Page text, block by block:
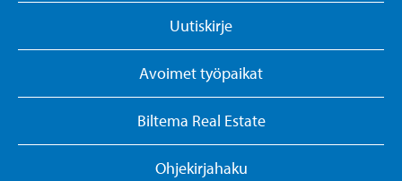
Uutiskirje
Avoimet työpaikat
Biltema Real Estate
Ohjekirjahaku